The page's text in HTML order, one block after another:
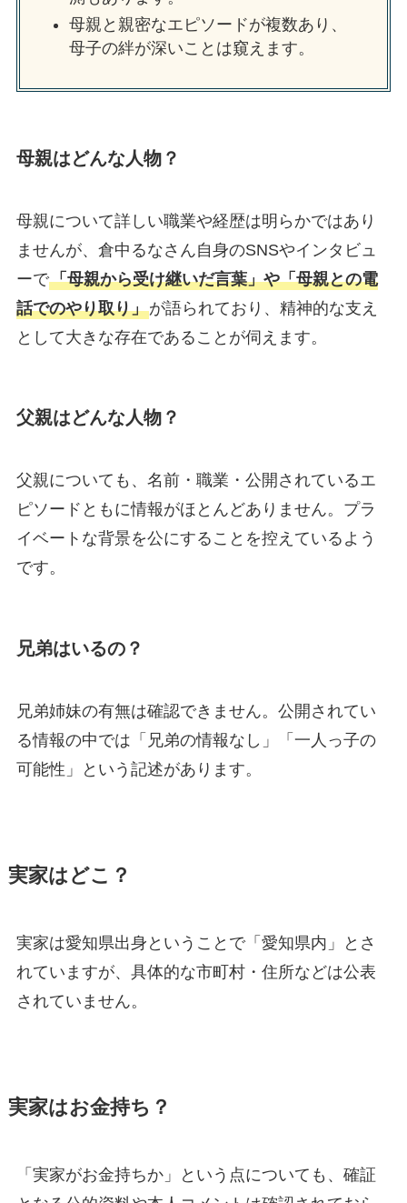
母親と親密なエピソードが複数あり、
母子の絆が深いことは窺えます。
母親はどんな人物？
母親について詳しい職業や経歴は明らかではあり
ませんが、倉中るなさん自身のSNSやインタビュ
ーで「母親から受け継いだ言葉」や「母親との電
話でのやり取り」が語られており、精神的な支え
として大きな存在であることが伺えます。
父親はどんな人物？
父親についても、名前・職業・公開されているエ
ピソードともに情報がほとんどありません。プラ
イベートな背景を公にすることを控えているよう
です。
兄弟はいるの？
兄弟姉妹の有無は確認できません。公開されてい
る情報の中では「兄弟の情報なし」「一人っ子の
可能性」という記述があります。
実家はどこ？
実家は愛知県出身ということで「愛知県内」とさ
れていますが、具体的な市町村・住所などは公表
されていません。
実家はお金持ち？
「実家がお金持ちか」という点についても、確証